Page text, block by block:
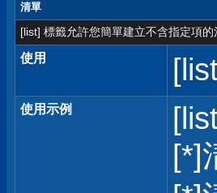
清單
[list] 標籤允許您簡單建立不含指定項
使用
使用示例
[*]